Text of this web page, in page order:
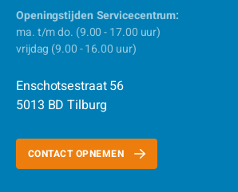
Openingstijden Servicecentrum:
ma. t/m do. (9.00 - 17.00 uur)
vrijdag (9.00 - 16.00 uur)
Enschotsestraat 56
5013 BD Tilburg
CONTACT OPNEMEN